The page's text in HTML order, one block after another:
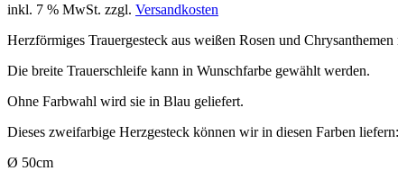
inkl. 7 % MwSt. zzgl. Versandkosten
Herzförmiges Trauergesteck aus weißen Rosen und
Die breite Trauerschleife kann in Wunschfarbe gewählt werden.
Ohne Farbwahl wird sie in Blau geliefert.
Dieses zweifarbige Herzgesteck können wir in diesen Farben
Ø 50cm